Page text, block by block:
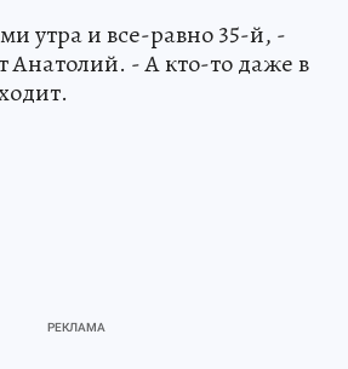
утра и все-равно 35-й, -
Анатолий. - А кто-то даже в